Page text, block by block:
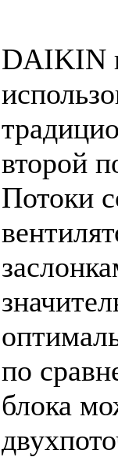
DAIKIN
второй
Потоки
по
блока